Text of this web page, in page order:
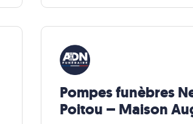
Pompes funèbres
Poitou – Maison